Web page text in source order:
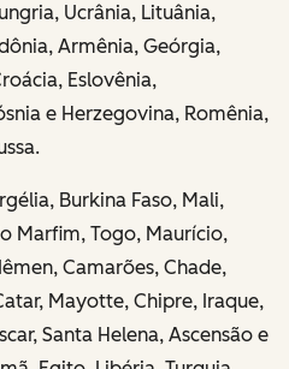
Ucrânia, Lituânia,
Armênia, Geórgia,
Eslovênia,
e Herzegovina, Romênia,
Burkina Faso, Mali,
Marfim, Togo, Maurício,
Camarões, Chade,
Mayotte, Chipre, Iraque,
Santa Helena, Ascensão e